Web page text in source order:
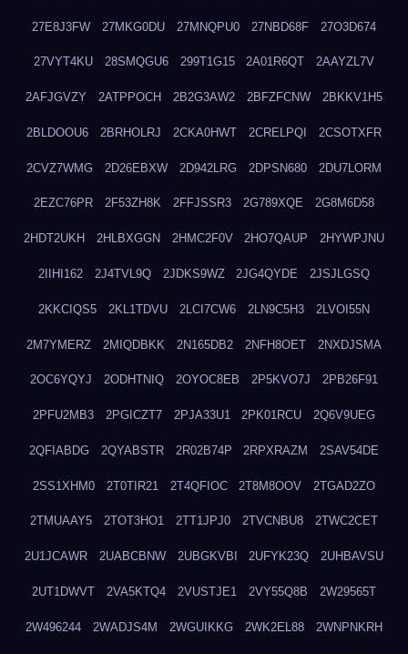
27E8J3FW 27MKG0DU 27MNQPU0 27NBD68F 27O3D674
27VYT4KU 28SMQGU6 299T1G15 2A01R6QT 2AAYZL7V
2AFJGVZY 2ATPPOCH 2B2G3AW2 2BFZFCNW 2BKKV1H5
2BLDOOU6 2BRHOLRJ 2CKA0HWT 2CRELPQI 2CSOTXFR
2CVZ7WMG 2D26EBXW 2D942LRG 2DPSN680 2DU7LORM
2EZC76PR 2F53ZH8K 2FFJSSR3 2G789XQE 2G8M6D58
2HDT2UKH 2HLBXGGN 2HMC2F0V 2HO7QAUP 2HYWPJNU
2IIHI162 2J4TVL9Q 2JDKS9WZ 2JG4QYDE 2JSJLGSQ
2KKCIQS5 2KL1TDVU 2LCI7CW6 2LN9C5H3 2LVOI55N
2M7YMERZ 2MIQDBKK 2N165DB2 2NFH8OET 2NXDJSMA
2OC6YQYJ 2ODHTNIQ 2OYOC8EB 2P5KVO7J 2PB26F91
2PFU2MB3 2PGICZT7 2PJA33U1 2PK01RCU 2Q6V9UEG
2QFIABDG 2QYABSTR 2R02B74P 2RPXRAZM 2SAV54DE
2SS1XHM0 2T0TIR21 2T4QFIOC 2T8M8OOV 2TGAD2ZO
2TMUAAY5 2TOT3HO1 2TT1JPJ0 2TVCNBU8 2TWC2CET
2U1JCAWR 2UABCBNW 2UBGKVBI 2UFYK23Q 2UHBAVSU
2UT1DWVT 2VA5KTQ4 2VUSTJE1 2VY55Q8B 2W29565T
2W496244 2WADJS4M 2WGUIKKG 2WK2EL88 2WNPNKRH